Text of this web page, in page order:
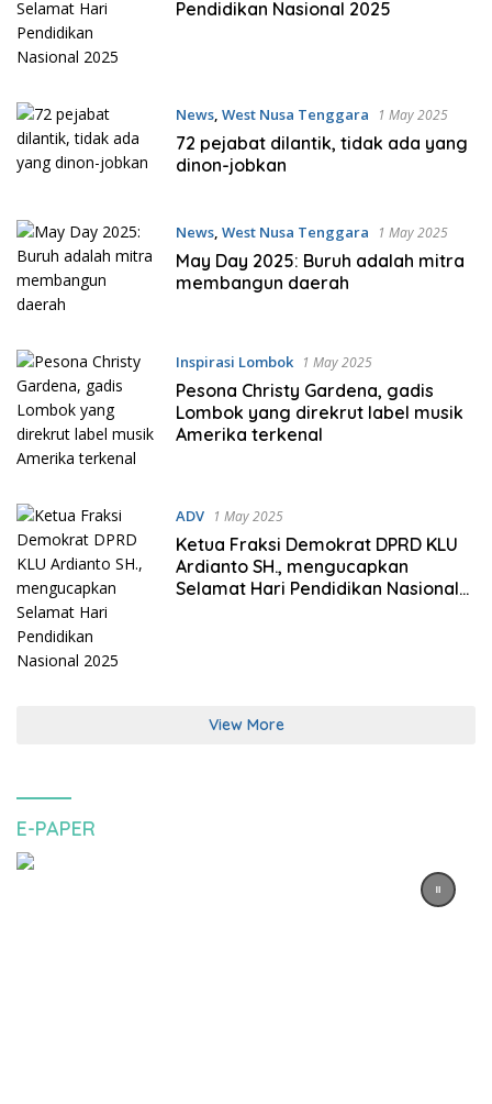
Pendidikan Nasional 2025
News, West Nusa Tenggara 1 May 2025
72 pejabat dilantik, tidak ada yang
dinon-jobkan
News, West Nusa Tenggara 1 May 2025
May Day 2025: Buruh adalah mitra
membangun daerah
Inspirasi Lombok 1 May 2025
Pesona Christy Gardena, gadis
Lombok yang direkrut label musik
Amerika terkenal
ADV 1 May 2025
Ketua Fraksi Demokrat DPRD KLU
Ardianto SH., mengucapkan
Selamat Hari Pendidikan Nasional
View More
E-PAPER